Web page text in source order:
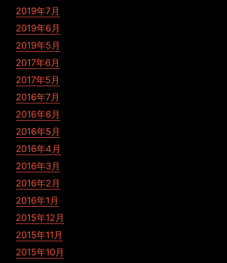
2019年7月
2019年6月
2019年5月
2017年6月
2017年5月
2016年7月
2016年6月
2016年5月
2016年4月
2016年3月
2016年2月
2016年1月
2015年12月
2015年11月
2015年10月